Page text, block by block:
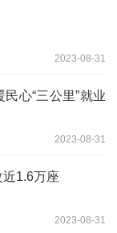
2023-08-31
心“三公里”就业
2023-08-31
1.6万座
2023-08-31